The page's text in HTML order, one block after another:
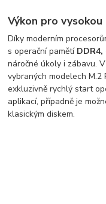
Výkon pro
Díky moderním
s operační pamětí DDR4,
náročné úkoly i zábavu.
vybraných modelech M.2
exkluzivně rychlý start
aplikací, případně je
klasickým diskem.